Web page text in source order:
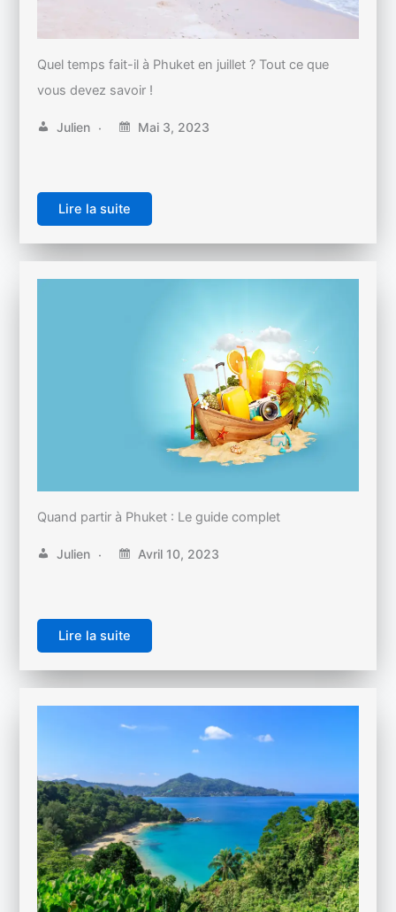
Quel temps fait-il à Phuket en juillet ? Tout ce que
vous devez savoir !
Julien Mai 3, 2023
Lire la suite
Quand partir à Phuket : Le guide complet
Julien Avril 10, 2023
Lire la suite